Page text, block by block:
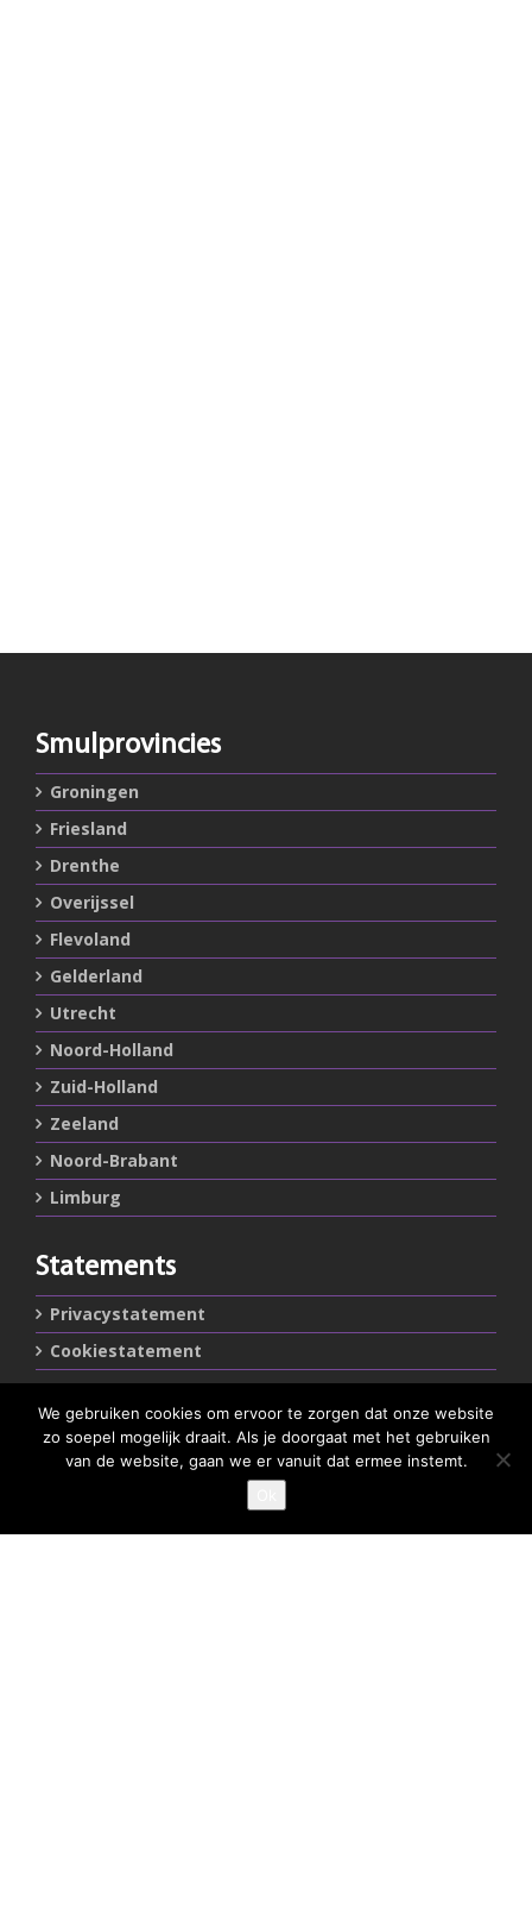
Smulprovincies
Groningen
Friesland
Drenthe
Overijssel
Flevoland
Gelderland
Utrecht
Noord-Holland
Zuid-Holland
Zeeland
Noord-Brabant
Limburg
Statements
Privacystatement
Cookiestatement
Belangrijke links
Goed Gefrituurd
ProFri
We gebruiken cookies om ervoor te zorgen dat onze website
zo soepel mogelijk draait. Als je doorgaat met het gebruiken
van de website, gaan we er vanuit dat ermee instemt.